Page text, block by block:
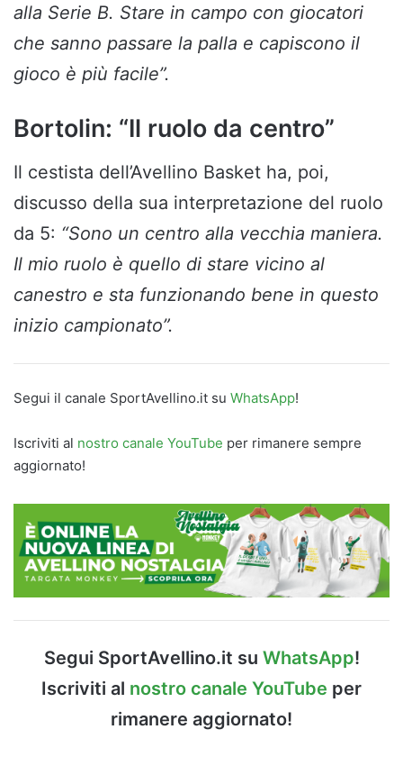
alla Serie B. Stare in campo con giocatori
che sanno passare la palla e capiscono il
gioco è più facile”.
Bortolin: “Il ruolo da centro”
Il cestista dell’Avellino Basket ha, poi,
discusso della sua interpretazione del ruolo
da 5: “Sono un centro alla vecchia maniera.
Il mio ruolo è quello di stare vicino al
canestro e sta funzionando bene in questo
inizio campionato”.
Segui il canale SportAvellino.it su WhatsApp!
Iscriviti al nostro canale YouTube per rimanere sempre
aggiornato!
Segui SportAvellino.it su WhatsApp!
Iscriviti al nostro canale YouTube per
rimanere aggiornato!